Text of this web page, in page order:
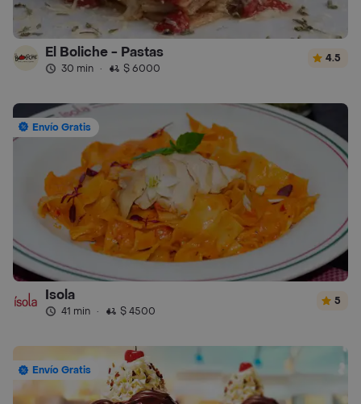
El Boliche - Pastas
30 min · $ 6000
4.5
Envío Gratis
Isola
41 min · $ 4500
5
Envío Gratis